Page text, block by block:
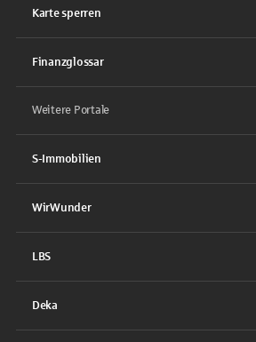
Karte sperren
Finanzglossar
Weitere Portale
S-Immobilien
WirWunder
LBS
Deka